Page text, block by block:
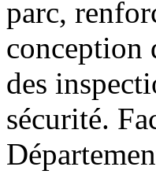
parc,
conception
des
sécurité.